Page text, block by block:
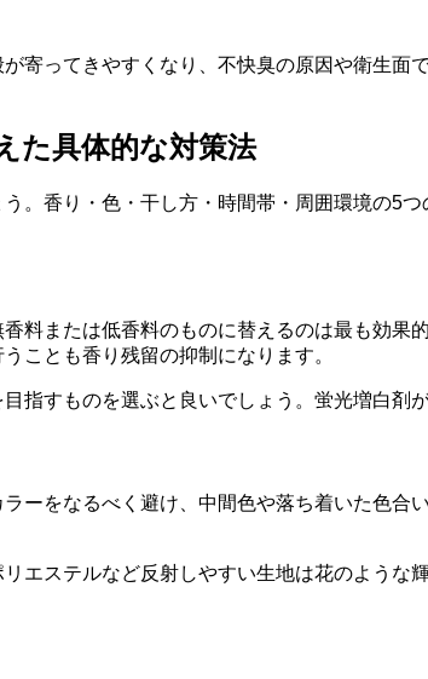
寄ってきやすくなり、不快臭の原因や衛生
た具体的な対策法
。香り・色・干し方・時間帯・周囲環境の5
料または低香料のものに替えるのは最も効果
ことも香り残留の抑制になります。
指すものを選ぶと良いでしょう。蛍光増白剤
ーをなるべく避け、中間色や落ち着いた色
エステルなど反射しやすい生地は花のよう